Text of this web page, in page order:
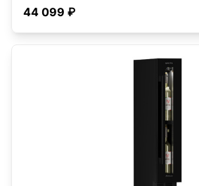
44 099 ₽